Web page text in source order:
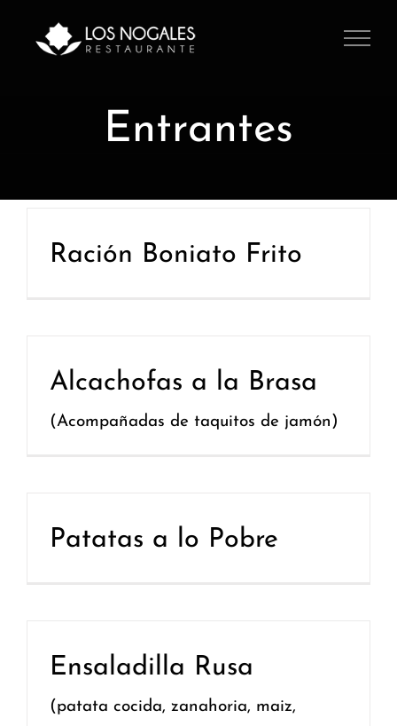
Entrantes
Ración Boniato Frito
Alcachofas a la Brasa
(Acompañadas de taquitos de jamón)
Patatas a lo Pobre
Ensaladilla Rusa
(patata cocida, zanahoria, maiz,